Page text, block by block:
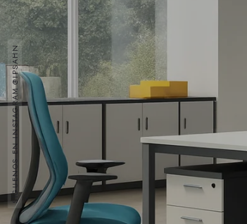
SÍGUENOS EN INSTAGRAM @IPSAHN